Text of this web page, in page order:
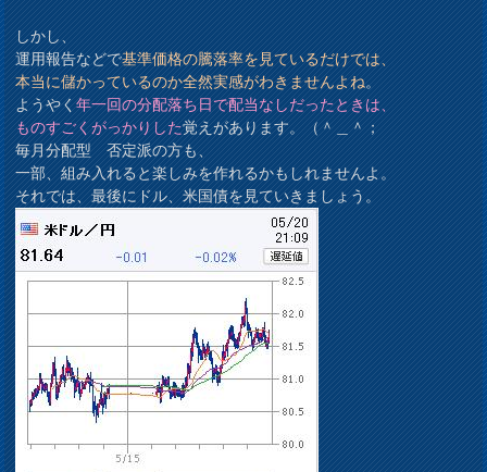
しかし、
運用報告などで基準価格の騰落率を見ているだけでは、
本当に儲かっているのか全然実感がわきませんよね。
ようやく年一回の分配落ち日で配当なしだったときは、
ものすごくがっかりした覚えがあります。（＾＿＾；
毎月分配型 否定派の方も、
一部、組み入れると楽しみを作れるかもしれませんよ。
それでは、最後にドル、米国債を見ていきましょう。